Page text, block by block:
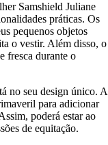
Samshield Juliane
práticas. Os
pequenos objetos
o vestir. Além disso, o
fresca durante o
no seu design único. A
para adicionar
poderá estar ao
de equitação.